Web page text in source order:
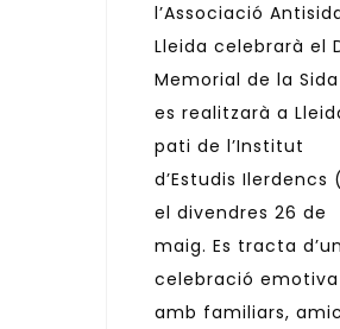
l’Associació
Lleida celebrarà el
Memorial de la
es realitzarà a
pati de l’Institut
d’Estudis Ilerdencs
el divendres 26 de
maig. Es tracta
celebració emotiva
amb familiars,